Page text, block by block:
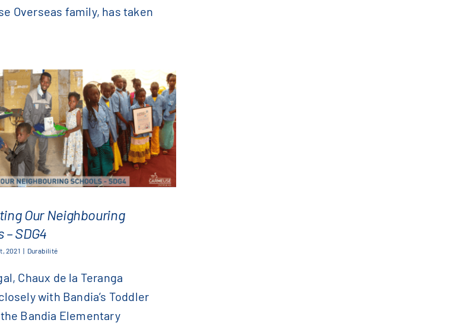
Overseas family, has taken
Our Neighbouring
Schools – SDG4
Our Neighbouring
SDG4
2021 | Durabilité
Chaux de la Teranga
with Bandia’s Toddler
Bandia Elementary